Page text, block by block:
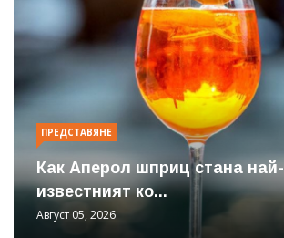
ПРЕДСТАВЯНЕ
Как Аперол шприц стана най-
известният ко...
Август 05, 2026